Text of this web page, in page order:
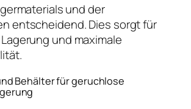
und der
entscheidend. Dies sorgt für
und maximale
Behälter für geruchlose